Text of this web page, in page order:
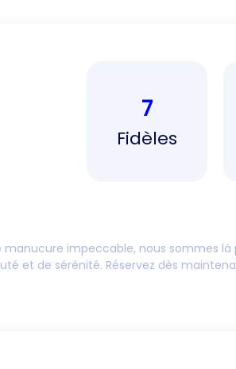
7
Fidèles
impeccable, nous sommes
et de sérénité. Réservez dès